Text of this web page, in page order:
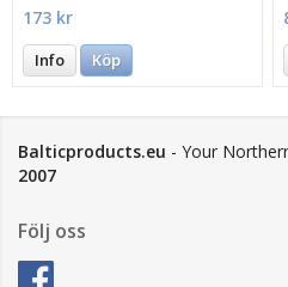
173 kr
Info Köp
Balticproducts.eu - Your
2007
Följ oss